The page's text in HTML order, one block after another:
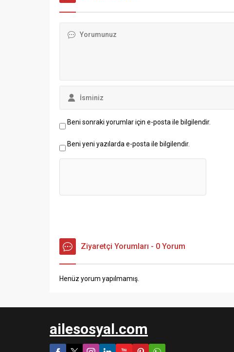
Beni sonraki yorumlar için e-posta ile bilgilendir.
Beni yeni yazılarda e-posta ile bilgilendir.
Ziyaretçi Yorumları - 0 Yorum
Henüz yorum yapılmamış.
ailesosyal.com